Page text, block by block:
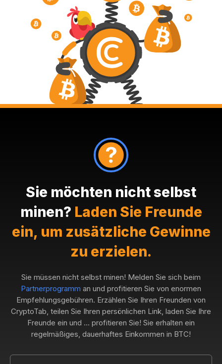
Sie möchten nicht selbst
minen? Laden Sie Freunde
ein, um zusätzliche Gewinne
zu erzielen.
Sie müssen nicht selbst minen! Melden Sie sich beim
Partnerprogramm an und profitieren Sie von enormen
Empfehlungsgebühren. Erzählen Sie Ihren Freunden von
CryptoTab, teilen Sie Ihren persönlichen Link, laden Sie Ihre
Freunde ein und ... profitieren Sie! Sie erhalten ein
regelmäßiges, dauerhaftes Einkommen in BTC!